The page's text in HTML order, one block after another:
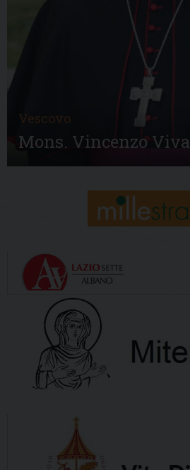
Vescovo
Mons. Vincenzo Viva